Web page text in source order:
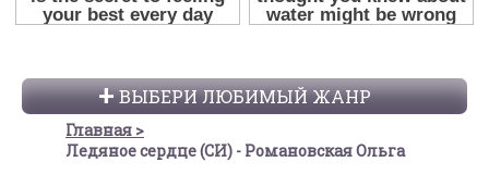
ВЫБЕРИ ЛЮБИМЫЙ ЖАНР
Главная
Ледяное сердце (СИ) - Романовская Ольга